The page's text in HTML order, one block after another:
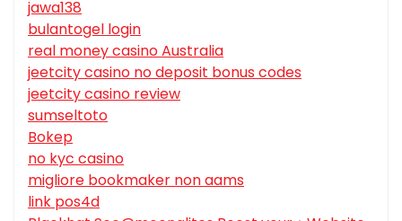
jawa138
bulantogel login
real money casino Australia
jeetcity casino no deposit bonus codes
jeetcity casino review
sumseltoto
Bokep
no kyc casino
migliore bookmaker non aams
link pos4d